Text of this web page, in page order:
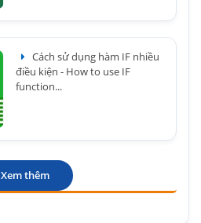
Cách sử dụng hàm IF nhiều
điều kiện - How to use IF
function...
Xem thêm